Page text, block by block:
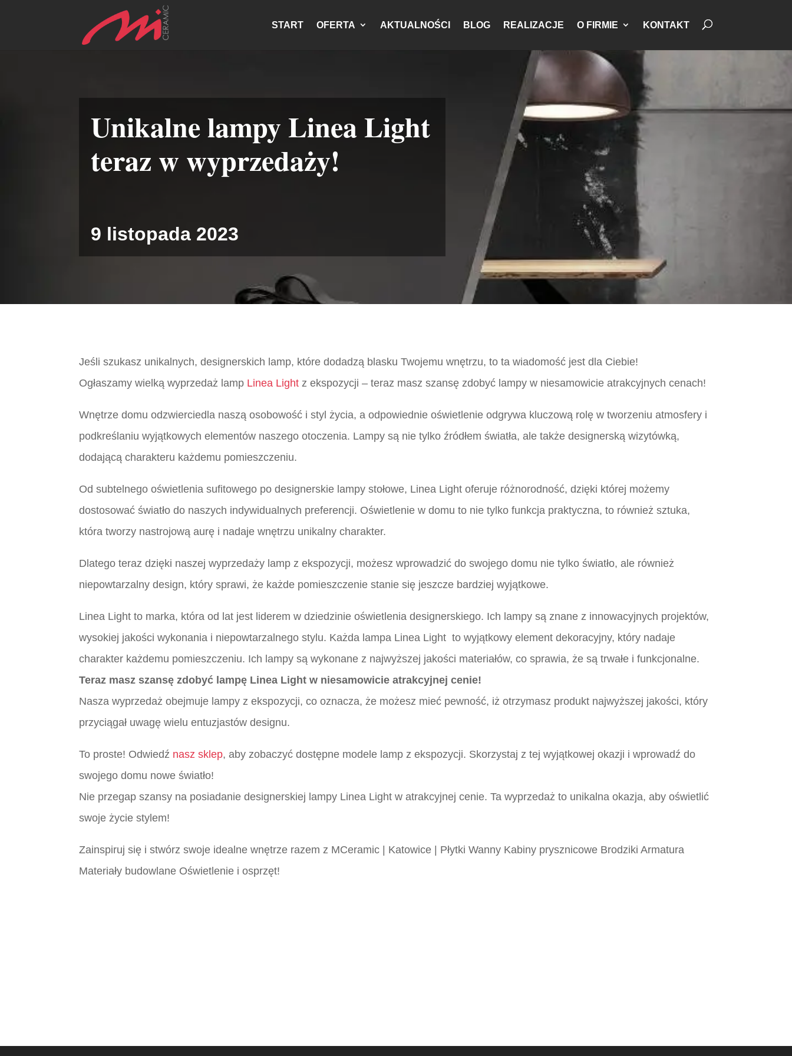
START OFERTA AKTUALNOŚCI BLOG REALIZACJE O FIRMIE KONTAKT
Unikalne lampy Linea Light
teraz w wyprzedaży!
9 listopada 2023
Jeśli szukasz unikalnych, designerskich lamp, które dodadzą blasku Twojemu wnętrzu, to ta wiadomość jest dla Ciebie!
Ogłaszamy wielką wyprzedaż lamp Linea Light z ekspozycji – teraz masz szansę zdobyć lampy w niesamowicie atrakcyjnych cenach!
Wnętrze domu odzwierciedla naszą osobowość i styl życia, a odpowiednie oświetlenie odgrywa kluczową rolę w tworzeniu atmosfery i
podkreślaniu wyjątkowych elementów naszego otoczenia. Lampy są nie tylko źródłem światła, ale także designerską wizytówką,
dodającą charakteru każdemu pomieszczeniu.
Od subtelnego oświetlenia sufitowego po designerskie lampy stołowe, Linea Light oferuje różnorodność, dzięki której możemy
dostosować światło do naszych indywidualnych preferencji. Oświetlenie w domu to nie tylko funkcja praktyczna, to również sztuka,
która tworzy nastrojową aurę i nadaje wnętrzu unikalny charakter.
Dlatego teraz dzięki naszej wyprzedaży lamp z ekspozycji, możesz wprowadzić do swojego domu nie tylko światło, ale również
niepowtarzalny design, który sprawi, że każde pomieszczenie stanie się jeszcze bardziej wyjątkowe.
Linea Light to marka, która od lat jest liderem w dziedzinie oświetlenia designerskiego. Ich lampy są znane z innowacyjnych projektów,
wysokiej jakości wykonania i niepowtarzalnego stylu. Każda lampa Linea Light to wyjątkowy element dekoracyjny, który nadaje
charakter każdemu pomieszczeniu. Ich lampy są wykonane z najwyższej jakości materiałów, co sprawia, że są trwałe i funkcjonalne.
Teraz masz szansę zdobyć lampę Linea Light w niesamowicie atrakcyjnej cenie!
Nasza wyprzedaż obejmuje lampy z ekspozycji, co oznacza, że możesz mieć pewność, iż otrzymasz produkt najwyższej jakości, który
przyciągał uwagę wielu entuzjastów designu.
To proste! Odwiedź nasz sklep, aby zobaczyć dostępne modele lamp z ekspozycji. Skorzystaj z tej wyjątkowej okazji i wprowadź do
swojego domu nowe światło!
Nie przegap szansy na posiadanie designerskiej lampy Linea Light w atrakcyjnej cenie. Ta wyprzedaż to unikalna okazja, aby oświetlić
swoje życie stylem!
Zainspiruj się i stwórz swoje idealne wnętrze razem z MCeramic | Katowice | Płytki Wanny Kabiny prysznicowe Brodziki Armatura
Materiały budowlane Oświetlenie i osprzęt!